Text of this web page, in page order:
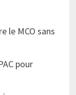
le MCO sans
pour